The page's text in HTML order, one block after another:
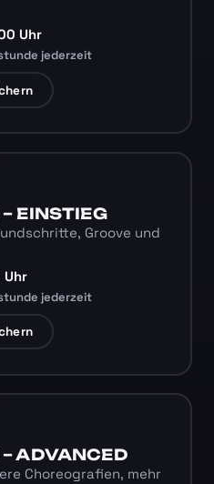
Uhr
jederzeit
EINSTIEG
Groove und
Uhr
jederzeit
– ADVANCED
Choreografien, mehr